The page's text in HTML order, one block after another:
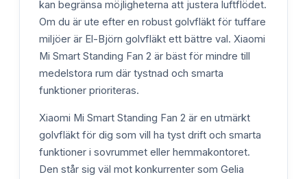
kan begränsa möjligheterna att justera luftflödet.
Om du är ute efter en robust golvfläkt för tuffare
miljöer är El-Björn golvfläkt ett bättre val. Xiaomi
Mi Smart Standing Fan 2 är bäst för mindre till
medelstora rum där tystnad och smarta
funktioner prioriteras.
Xiaomi Mi Smart Standing Fan 2 är en utmärkt
golvfläkt för dig som vill ha tyst drift och smarta
funktioner i sovrummet eller hemmakontoret.
Den står sig väl mot konkurrenter som Gelia